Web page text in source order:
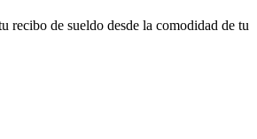
recibo de sueldo desde la comodidad de tu